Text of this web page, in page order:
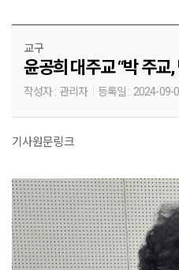
교구
윤공희 대주교 “박 주교
작성자 : 관리자 등록일 : 2024-09-
기사원문링크